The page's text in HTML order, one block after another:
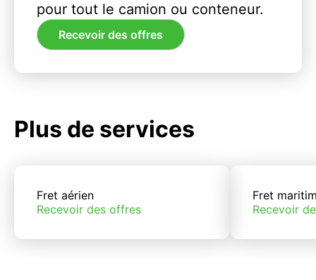
pour tout le camion ou conteneur.
Recevoir des offres
Plus de services
Fret aérien
Recevoir des offres
Fret
Recevoir